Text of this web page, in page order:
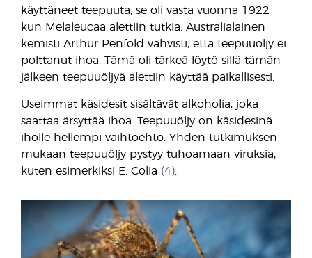
käyttäneet teepuuta, se oli vasta vuonna 1922
kun Melaleucaa alettiin tutkia. Australialainen
kemisti Arthur Penfold vahvisti, että teepuuöljy ei
polttanut ihoa. Tämä oli tärkeä löytö sillä tämän
jälkeen teepuuöljyä alettiin käyttää paikallisesti.
Useimmat käsidesit sisältävät alkoholia, joka
saattaa ärsyttää ihoa. Teepuuöljy on käsidesinä
iholle hellempi vaihtoehto. Yhden tutkimuksen
mukaan teepuuöljy pystyy tuhoamaan viruksia,
kuten esimerkiksi E. Colia (4)